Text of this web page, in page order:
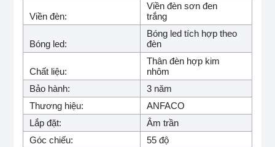
Viền đèn:
Viền đèn sơn đen
trắng
Bóng led:
Bóng led tích hợp theo
đèn
Chất liệu:
Thân đèn hợp kim
nhôm
Bảo hành:
3 năm
Thương hiệu:
ANFACO
Lắp đặt:
Âm trần
Góc chiếu:
55 độ